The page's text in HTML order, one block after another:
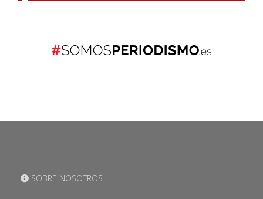
SOBRE NOSOTROS